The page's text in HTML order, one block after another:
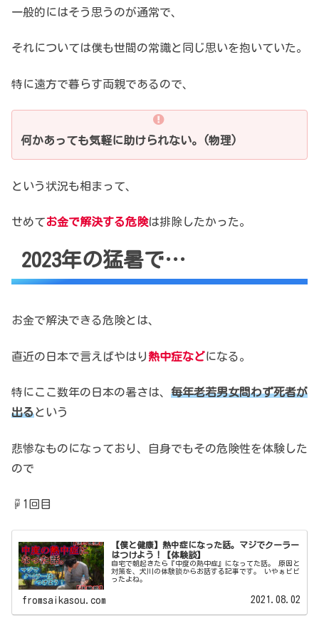
一般的にはそう思うのが通常で、
それについては僕も世間の常識と 同じ思いを抱いていた。
特に遠方で暮らす両親であるので、
何かあっても気軽に助けられない。(物理)
という状況も相まって、
せめてお金で解決する危険は排除したかった。
2023年の猛暑で…
お金で解決できる危険とは、
直近の日本で言えばやはり熱中症などになる。
特にここ数年の日本の暑さは、 毎年老若男女問わず死者が
出るという
悲惨なものになっており、
自身でもその危険性を体験した
ので
☟1回目
【僕と健康】熱中症になった話。マジでクーラー
はつけよう！【体験談】
自宅で朝起きたら『中度の熱中症』になってた話。 原因と
対策を、犬川の体験談からお話する記事です。 いやぁビビ
ったよね。
fromsaikasou.com 2021.08.02